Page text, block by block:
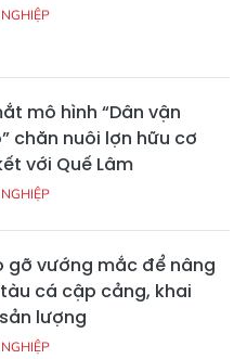
mô hình “Dân vận
chăn nuôi lợn hữu cơ
với Quế Lâm
gỡ vướng mắc để nâng
cá cập cảng, khai
lượng